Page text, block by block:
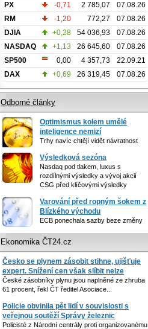
PX -0,71 2 785,07
07.08.26
RM
-1,20 772,27
07.08.26
DJIA
+0,28 54 036,93
07.08.26
NASDAQ
+1,13 26 645,60
07.08.26
SP500
0,00 4 357,73
22.09.21
DAX
+0,69 26 319,45 07.08.26
Odborné články
Optimismus kolem umělé
inteligence nemizí
Trhy navíc chtějí vidět návratnost
Výsledková sezóna
Nasdaq pod tlakem, luxus s
rozdílnými výsledky a vývoj akcií
CSG před klíčovými výsledky
Varování před ropným šokem z
Blízkého východu
ECB ponechala sazby beze změny
Ekonomika ČT24.cz
Česko se plynem zásobit stihne, ujišťuje
expert. Snížení cen však slíbit nelze
České zásobníky plynu jsou naplněné ze zhruba
61 procent, řekl ČT ředitel Asociace...
Policie obvinila pět lidí v souvislosti s
veřejnou soutěží Správy železnic
Policisté z Národní centrály proti organizovanému